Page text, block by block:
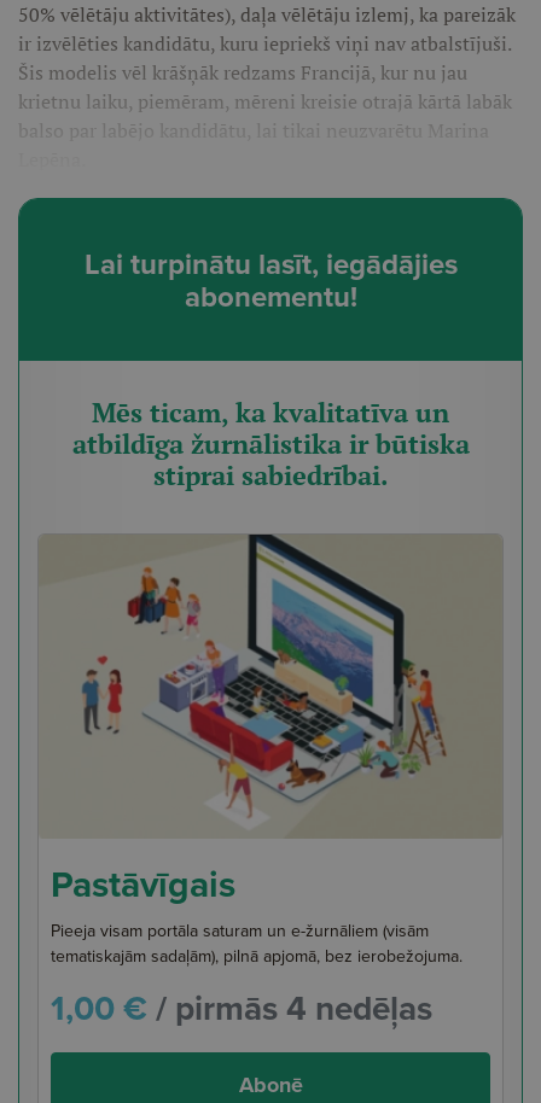
50% vēlētāju aktivitātes), daļa vēlētāju izlemj, ka pareizāk
ir izvēlēties kandidātu, kuru iepriekš viņi nav atbalstījuši.
Šis modelis vēl krāšņāk redzams Francijā, kur nu jau
krietnu laiku, piemēram, mēreni kreisie otrajā kārtā labāk
balso par labējo kandidātu, lai tikai neuzvarētu Marina
Lai turpinātu lasīt, iegādājies
abonementu!
Mēs ticam, ka kvalitatīva un
atbildīga žurnālistika ir būtiska
stiprai sabiedrībai.
Pastāvīgais
Pieeja visam portāla saturam un e-žurnāliem (visām
tematiskajām sadaļām), pilnā apjomā, bez ierobežojuma.
1,00 € / pirmās 4 nedēļas
Abonē